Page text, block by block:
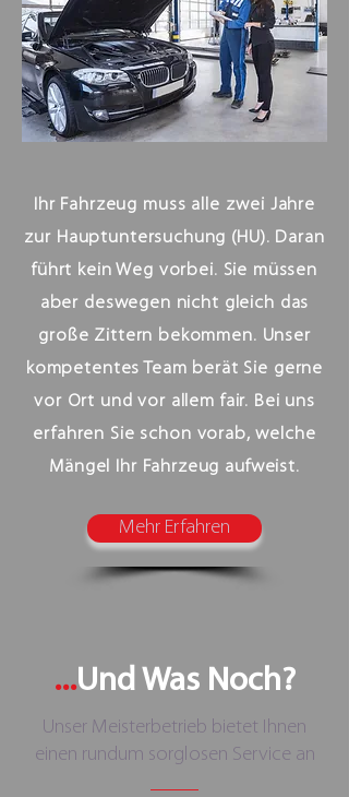
Ihr Fahrzeug muss alle zwei Jahre
zur Hauptuntersuchung (HU). Daran
führt kein Weg vorbei. Sie müssen
aber deswegen nicht gleich das
große Zittern bekommen. Unser
kompetentes Team berät Sie gerne
vor Ort und vor allem fair. Bei uns
erfahren Sie schon vorab, welche
Mängel Ihr Fahrzeug aufweist.
Mehr Erfahren
...Und Was Noch?
Unser Meisterbetrieb bietet Ihnen
einen rundum sorglosen Service an